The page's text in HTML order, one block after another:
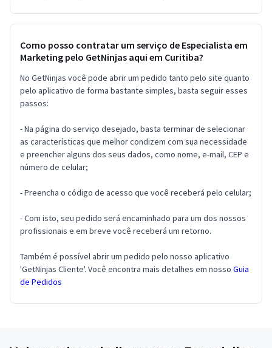
Como posso contratar um serviço de Especialista em
Marketing pelo GetNinjas aqui em Curitiba?
No GetNinjas você pode abrir um pedido tanto pelo site quanto
pelo aplicativo de forma bastante simples, basta seguir esses
passos:
- Na página do serviço desejado, basta terminar de selecionar
as características que melhor condizem com sua necessidade
e preencher alguns dos seus dados, como nome, e-mail, CEP e
número de celular;
- Preencha o código de acesso que você receberá pelo celular;
- Com isto, seu pedido será encaminhado para um dos nossos
profissionais e em breve você receberá um retorno.
Também é possível abrir um pedido pelo nosso aplicativo
'GetNinjas Cliente'. Você encontra mais detalhes em nosso Guia
de Pedidos